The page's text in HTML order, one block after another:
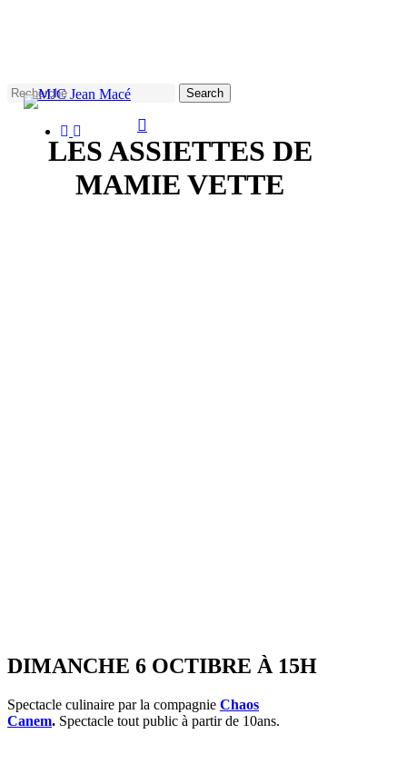
facebook
instagram
Search
LES ASSIETTES DE
MAMIE VETTE
DIMANCHE 6 OCTIBRE À 15H
Spectacle culinaire par la compagnie Chaos
Canem. Spectacle tout public à partir de 10ans.